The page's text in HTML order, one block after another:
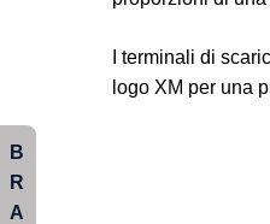
I terminali di
logo XM per una
B
R
A